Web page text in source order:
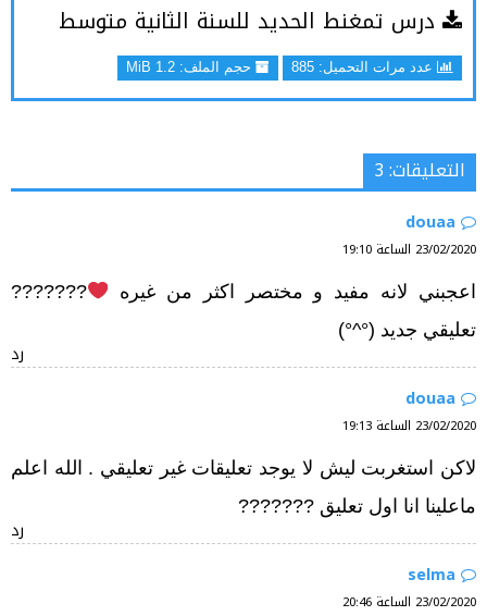
درس تمغنط الحديد للسنة الثانية متوسط
عدد مرات التحميل: 885 حجم الملف:1.2 MiB
التعليقات: 3
douaa
23/02/2020 الساعة 19:10
اعجبني لانه مفيد و مختصر اكثر من غيره
???????
تعليقي جديد (°^°)
رد
douaa
23/02/2020 الساعة 19:13
لاكن استغربت ليش لا يوجد تعليقات غير تعليقي . الله اعلم
ماعلينا انا اول تعليق ???????
رد
selma
23/02/2020 الساعة 20:46